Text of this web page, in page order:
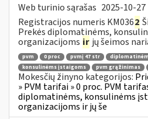
Web turinio sąrašas 2025-10-27
Registracijos numeris KM0362
Prekės diplomatinėms,
organizacijoms ir jų šeimos
pvm 0 proc pvmį 47 str
konsulinėms įstaigoms
pvm grąžinimas
Mokesčių žinyno kategorijos:
» PVM tarifai » 0 proc. PVM
diplomatinėms, konsulinėms
organizacijoms ir jų še